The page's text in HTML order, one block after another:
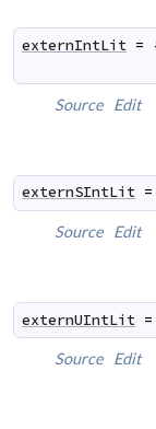
externIntLit =
Source Edit
externSIntLit =
Source Edit
externUIntLit =
Source Edit